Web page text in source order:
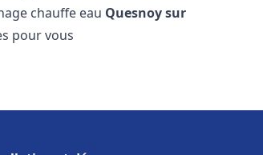
chauffe eau Quesnoy sur
pour vous